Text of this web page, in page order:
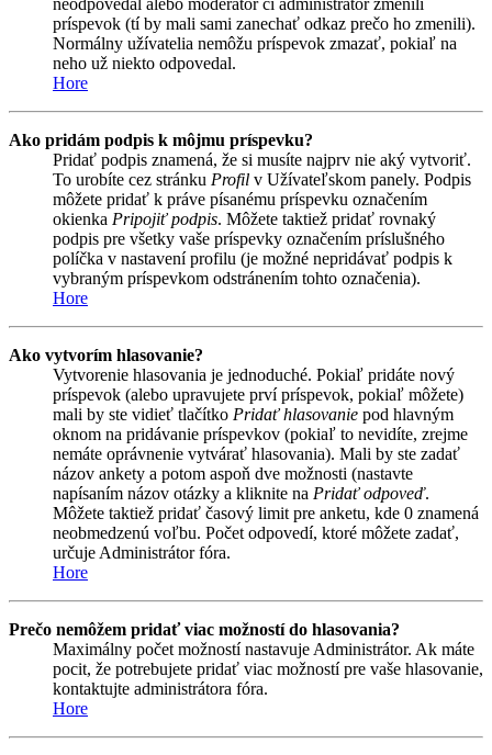
neodpovedal alebo moderátor či administrátor zmenili
príspevok (tí by mali sami zanechať odkaz prečo ho zmenili).
Normálny užívatelia nemôžu príspevok zmazať, pokiaľ na
neho už niekto odpovedal.
Hore
Ako pridám podpis k môjmu príspevku?
Pridať podpis znamená, že si musíte najprv nie aký vytvoriť.
To urobíte cez stránku Profil v Užívateľskom panely. Podpis
môžete pridať k práve písanému príspevku označením
okienka Pripojiť podpis. Môžete taktiež pridať rovnaký
podpis pre všetky vaše príspevky označením príslušného
políčka v nastavení profilu (je možné nepridávať podpis k
vybraným príspevkom odstránením tohto označenia).
Hore
Ako vytvorím hlasovanie?
Vytvorenie hlasovania je jednoduché. Pokiaľ pridáte nový
príspevok (alebo upravujete prví príspevok, pokiaľ môžete)
mali by ste vidieť tlačítko Pridať hlasovanie pod hlavným
oknom na pridávanie príspevkov (pokiaľ to nevidíte, zrejme
nemáte oprávnenie vytvárať hlasovania). Mali by ste zadať
názov ankety a potom aspoň dve možnosti (nastavte
napísaním názov otázky a kliknite na Pridať odpoveď.
Môžete taktiež pridať časový limit pre anketu, kde 0 znamená
neobmedzenú voľbu. Počet odpovedí, ktoré môžete zadať,
určuje Administrátor fóra.
Hore
Prečo nemôžem pridať viac možností do hlasovania?
Maximálny počet možností nastavuje Administrátor. Ak máte
pocit, že potrebujete pridať viac možností pre vaše hlasovanie,
kontaktujte administrátora fóra.
Hore